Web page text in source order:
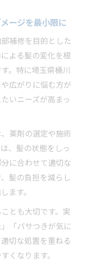
ージを最小限に
補修を目的とした
よる髪の変化を根
。特に埼玉県桶川
広がりに悩む方が
いニーズが高まっ
薬剤の選定や施術
、髪の状態をしっ
に合わせて適切な
髪の負担を減らし
ます。
とも大切です。実
「パサつきが気に
切な処置を重ねる
くなります。